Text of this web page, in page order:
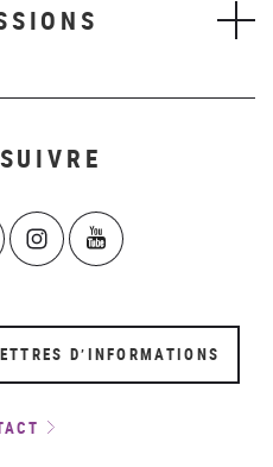
D’INFORMATIONS